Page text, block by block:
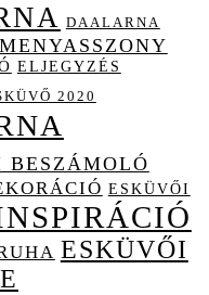
DAALARNA
ELJEGYZÉS
2020
BESZÁMOLÓ
ESKÜVŐI
ESKÜVŐI